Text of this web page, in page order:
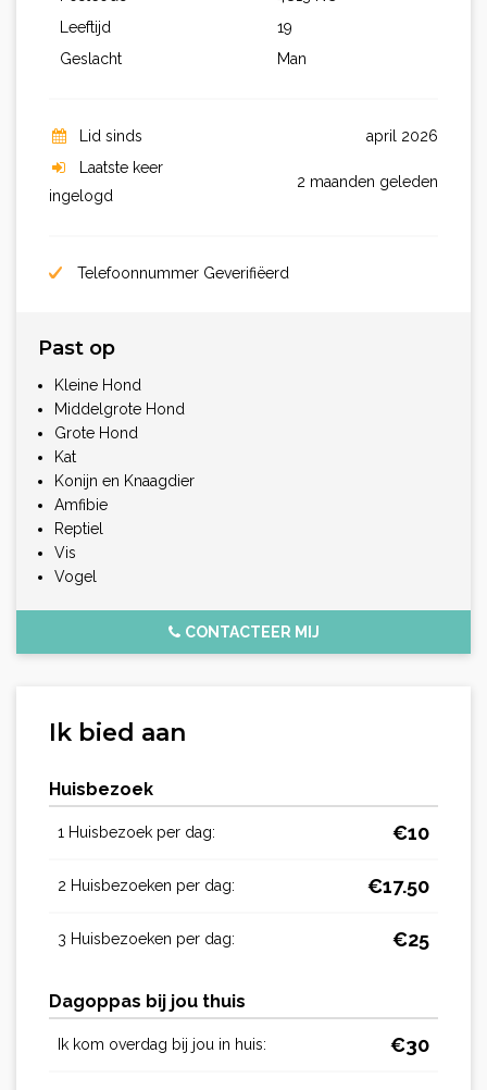
Leeftijd
19
Geslacht
Man
Lid sinds
april 2026
Laatste keer
ingelogd
2 maanden geleden
Telefoonnummer Geverifiëerd
Past op
Kleine Hond
Middelgrote Hond
Grote Hond
Kat
Konijn en Knaagdier
Amfibie
Reptiel
Vis
Vogel
CONTACTEER MIJ
Ik bied aan
Huisbezoek
1 Huisbezoek per dag: €10
2 Huisbezoeken per dag: €17.50
3 Huisbezoeken per dag: €25
Dagoppas bij jou thuis
Ik kom overdag bij jou in huis: €30